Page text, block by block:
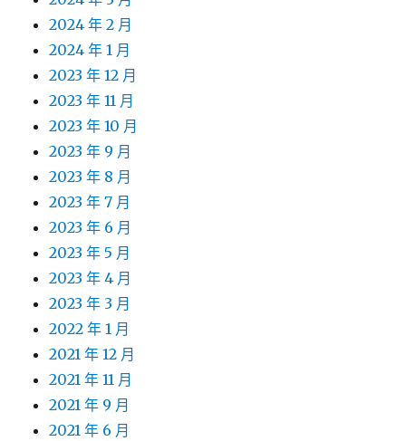
2024 年 2 月
2024 年 1 月
2023 年 12 月
2023 年 11 月
2023 年 10 月
2023 年 9 月
2023 年 8 月
2023 年 7 月
2023 年 6 月
2023 年 5 月
2023 年 4 月
2023 年 3 月
2022 年 1 月
2021 年 12 月
2021 年 11 月
2021 年 9 月
2021 年 6 月